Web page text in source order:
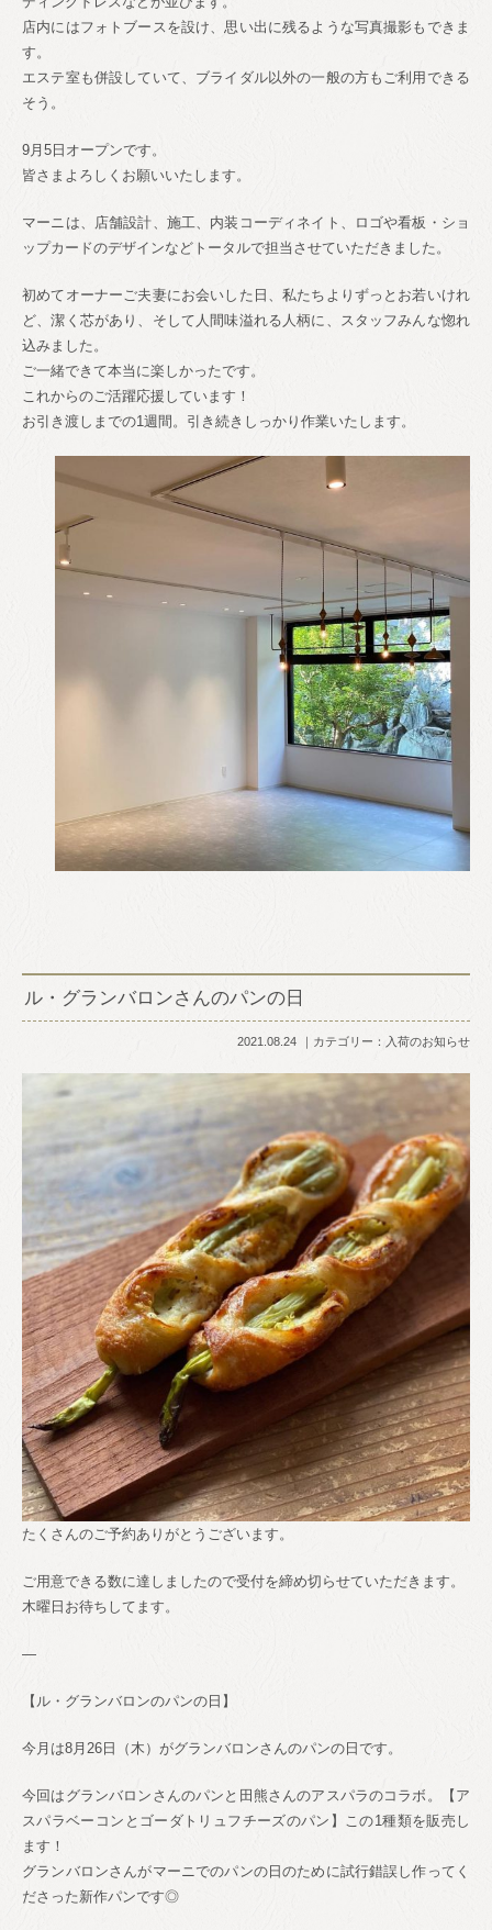
店内にはフォトブースを設け、思い出に残るような写真撮影もできま
す。
エステ室も併設していて、ブライダル以外の一般の方もご利用できる
そう。
9月5日オープンです。
皆さまよろしくお願いいたします。
マーニは、店舗設計、施工、内装コーディネイト、ロゴや看板・ショ
ップカードのデザインなどトータルで担当させていただきました。
初めてオーナーご夫妻にお会いした日、私たちよりずっとお若いけれ
ど、潔く芯があり、そして人間味溢れる人柄に、スタッフみんな惚れ
込みました。
ご一緒できて本当に楽しかったです。
これからのご活躍応援しています！
お引き渡しまでの1週間。引き続きしっかり作業いたします。
ル・グランバロンさんのパンの日
2021.08.24 カテゴリー： 入荷のお知らせ
たくさんのご予約ありがとうございます。
ご用意できる数に達しましたので受付を締め切らせていただきます。
木曜日お待ちしてます。
—
【ル・グランバロンのパンの日】
今月は8月26日（木）がグランバロンさんのパンの日です。
今回はグランバロンさんのパンと田熊さんのアスパラのコラボ。【ア
スパラベーコンとゴーダトリュフチーズのパン】この1種類を販売し
ます！
グランバロンさんがマーニでのパンの日のために試行錯誤し作ってく
ださった新作パンです◎